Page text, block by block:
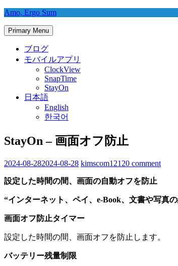
Skip
content
Amo, Ergo Sum
Primary Menu
ブログ
モバイルアプリ
ClockView
SnapTime
StayOn
日本語
English
한국어
StayOn – 画面オフ防止
2024-08-282024-08-28 kimscom12120 comment
設定した時間の間、画面の自動オフを防止
“インターネット、ペイ、e-Book、文書や写真
画面オフ防止タイマー
設定した時間の間、画面オフを防止します。
バッテリー残量制限